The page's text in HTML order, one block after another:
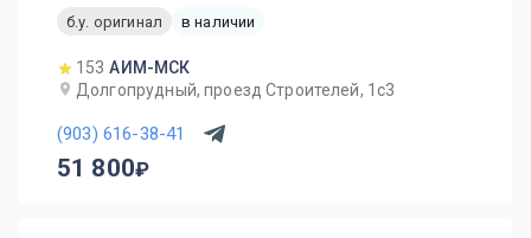
б.у. оригинал
в наличии
153 АИМ-МСК
Долгопрудный, проезд Строителей, 1с3
(903) 616-38-41
51 800